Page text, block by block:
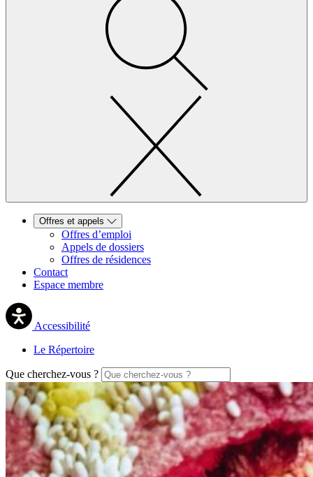
Offres et appels
Offres d’emploi
Appels de dossiers
Offres de résidences
Contact
Espace membre
Accessibilité
Le Répertoire
Que cherchez-vous ?